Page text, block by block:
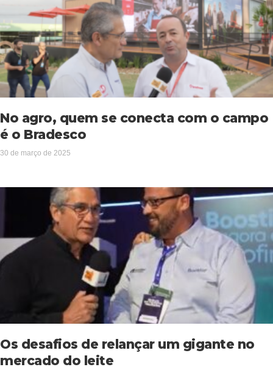
No agro, quem se conecta com o campo
é o Bradesco
30 de março de 2025
Os desafios de relançar um gigante no
mercado do leite